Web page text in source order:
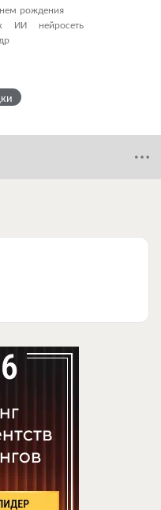
рождения
ИИ
нейросеть